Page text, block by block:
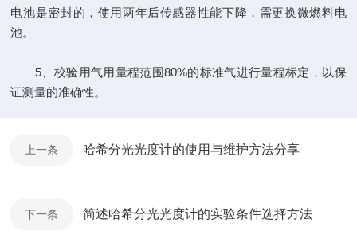
电池是密封的，使用两年后传感器性能下降，需更换微燃料电
池。
5、校验用气用量程范围80%的标准气进行量程标定，以保
证测量的准确性。
上一条 哈希分光光度计的使用与维护方法分享
下一条 简述哈希分光光度计的实验条件选择方法